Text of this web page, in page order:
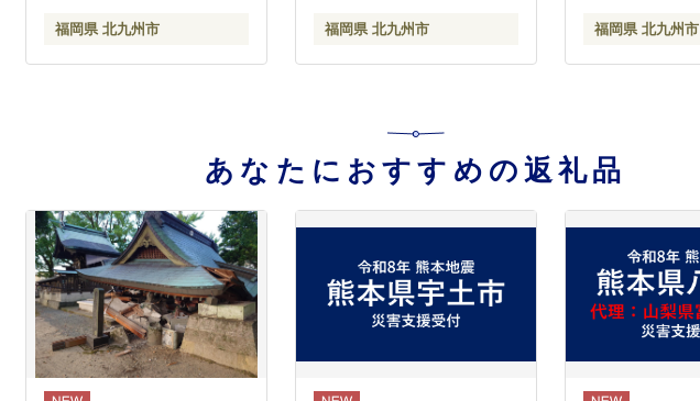
福岡県 北九州市 福岡県 北九州市 福岡県 北九州市
あなたにおすすめの返礼品